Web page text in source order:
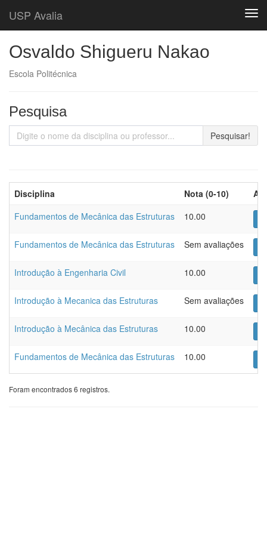
USP Avalia
Osvaldo Shigueru Nakao
Escola Politécnica
Pesquisa
Pesquisar!
Disciplina Nota (0-10)
Fundamentos de Mecânica das Estruturas
10.00
Fundamentos de Mecânica das Estruturas Sem avaliações
Introdução à Engenharia Civil 10.00
Introdução à Mecanica das Estruturas Sem avaliações
Introdução à Mecânica das Estruturas 10.00
Fundamentos de Mecânica das Estruturas 10.00
Foram encontrados 6 registros.